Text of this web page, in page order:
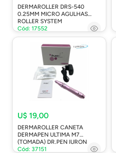
DERMAROLLER DRS-540
0.25MM MICRO AGULHAS
ROLLER SYSTEM
Cód: 17552
U$ 19,00
DERMAROLLER CANETA
DERMAPEN ULTIMA M7
(TOMADA) DR.PEN IURON
Cód: 37151